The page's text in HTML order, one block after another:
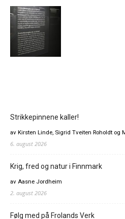
Strikkepinnene kaller!
av Kirsten Linde, Sigrid Tveiten Roholdt og
6. august 2026
Krig, fred og natur i Finnmark
av Aasne Jordheim
2. august 2026
Følg med på Frolands Verk